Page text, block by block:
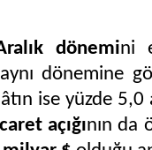
dönemini
dönemine
ise yüzde
açığının da